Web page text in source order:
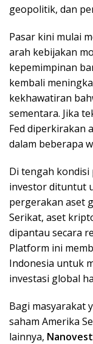
geopolitik, dan
Pasar kini mulai
arah kebijakan
kepemimpinan
kembali
kekhawatiran
sementara. Jika
Fed diperkirakan
dalam beberapa
Di tengah
investor dituntut
pergerakan aset
Serikat, aset
dipantau secara
Platform ini
Indonesia untuk
investasi global
Bagi masyarakat
saham Amerika
lainnya, Nanovest